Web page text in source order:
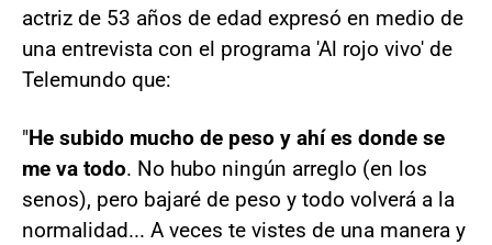
actriz de 53 años de edad expresó en medio de
una entrevista con el programa 'Al rojo vivo' de
Telemundo que:
"He subido mucho de peso y ahí es donde se
me va todo. No hubo ningún arreglo (en los
senos), pero bajaré de peso y todo volverá a la
normalidad... A veces te vistes de una manera y